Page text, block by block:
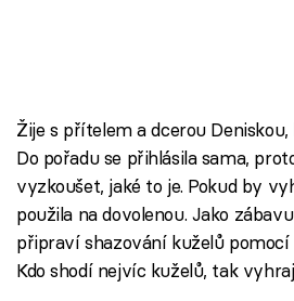
Žije s přítelem a dcerou
Do pořadu se přihlásila sama,
vyzkoušet, jaké to je. Pokud by
použila na dovolenou. Jako
připraví shazování kuželů
Kdo shodí nejvíc kuželů, tak